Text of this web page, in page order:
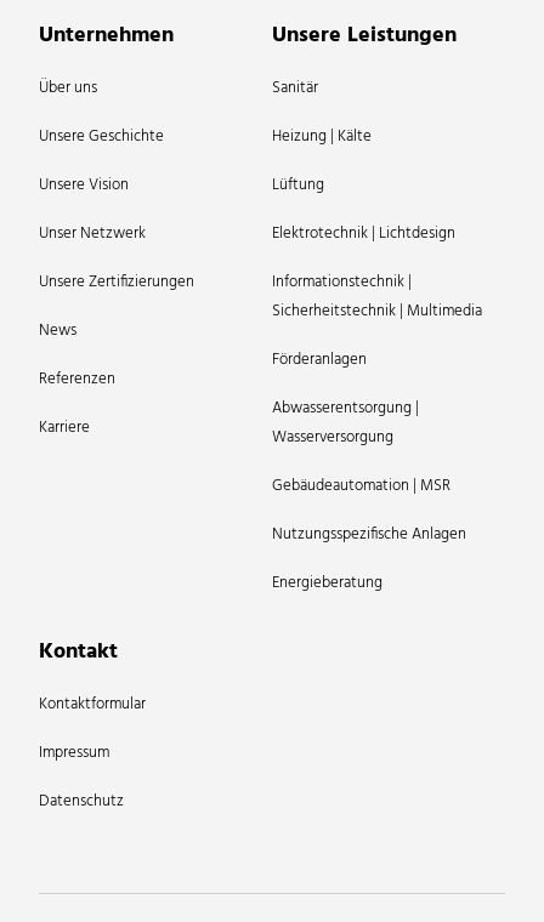
Unternehmen
Über uns
Unsere Geschichte
Unsere Vision
Unser Netzwerk
Unsere Zertifizierungen
News
Referenzen
Karriere
Unsere Leistungen
Sanitär
Heizung | Kälte
Lüftung
Elektrotechnik | Lichtdesign
Informationstechnik |
Sicherheitstechnik | Multimedia
Förderanlagen
Abwasserentsorgung |
Wasserversorgung
Gebäudeautomation | MSR
Nutzungsspezifische Anlagen
Energieberatung
Kontakt
Kontaktformular
Impressum
Datenschutz